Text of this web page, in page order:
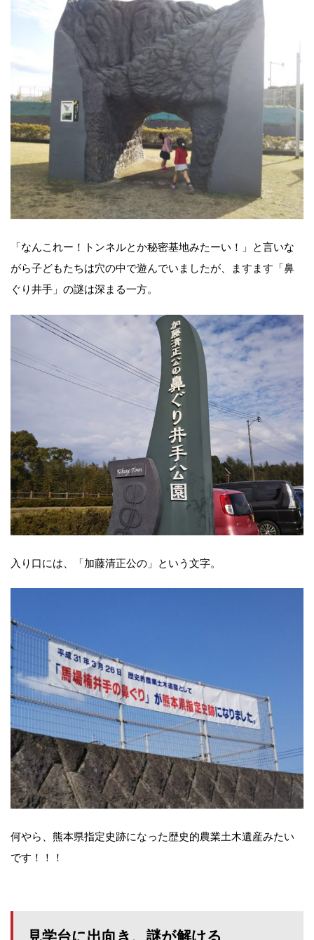
「なんこれー！トンネルとか秘密基地みたーい！」と言いな
がら子どもたちは穴の中で遊んでいましたが、ますます「鼻
ぐり井手」の謎は深まる一方。
入り口には、「加藤清正公の」という文字。
何やら、熊本県指定史跡になった歴史的農業土木遺産みたい
です！！！